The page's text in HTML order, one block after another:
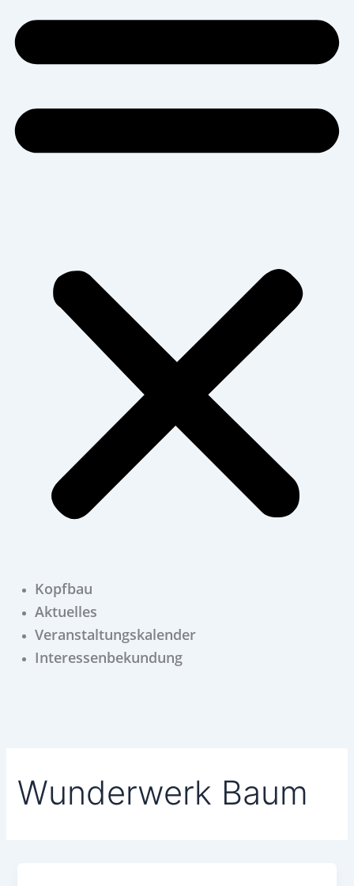
Kopfbau
Aktuelles
Veranstaltungskalender
Interessenbekundung
Wunderwerk Baum